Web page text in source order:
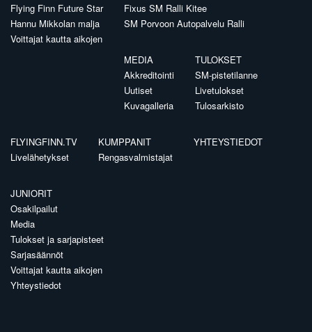
Flying Finn Future Star
Hannu Mikkolan malja
Voittajat kautta aikojen
Fixus SM Ralli Kitee
SM Porvoon Autopalvelu Ralli
MEDIA
Akkreditointi
Uutiset
Kuvagalleria
TULOKSET
SM-pistetilanne
Livetulokset
Tulosarkisto
FLYINGFINN.TV
Livelähetykset
KUMPPANIT
Rengasvalmistajat
YHTEYSTIEDOT
JUNIORIT
Osakilpailut
Media
Tulokset ja sarjapisteet
Sarjasäännöt
Voittajat kautta aikojen
Yhteystiedot